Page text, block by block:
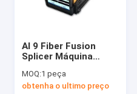
AI 9 Fiber Fusion
Splicer Máquina
Emenda de Fibra
Óptica FTTH
MOQ:1 peça
obtenha o ultimo preço